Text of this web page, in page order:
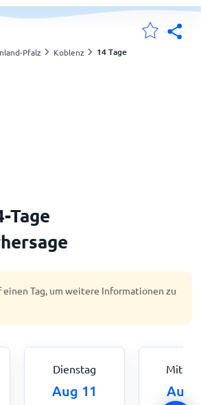
Pfalz Koblenz 14 Tage
Tage
einen Tag, um weitere Informationen zu
Dienstag
Aug 11 Aug